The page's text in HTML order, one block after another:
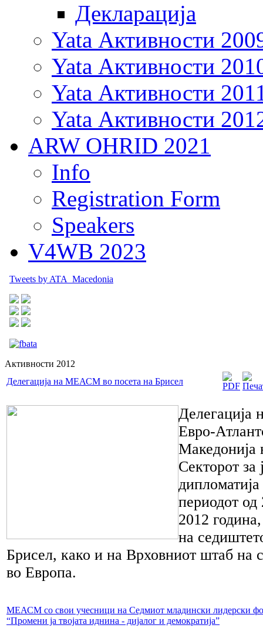
Декларација
Yata Активности
Yata Активности
Yata Активности
Yata Активности
ARW OHRID 2021
Info
Registration Form
Speakers
V4WB 2023
Tweets by ATA_Macedonia
Активности 2012
Делегација на МЕАСМ во посета на Брисел
Делегација
Евро-
Македонија
Секторот за
периодот од
2012
на
Брисел, како и на Врховниот штаб на
во Европа.
МЕАСМ со свои учесници на Седмиот младински лидерски
“Промени ја твојата иднина - дијалог и демократија”